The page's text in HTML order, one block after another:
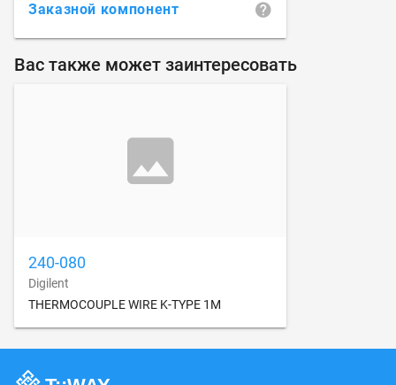
Заказной компонент
Вас также может заинтересовать
240-080
Digilent
THERMOCOUPLE WIRE K-TYPE 1M